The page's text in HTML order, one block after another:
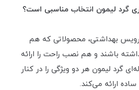
گرد لیمون انتخاب مناسبی است؟
بهداشتی، محصولاتی که هم
باشند و هم نصب راحت را ارائه
گرد لیمون هر دو ویژگی را در کنار
ارائه می‌کند.